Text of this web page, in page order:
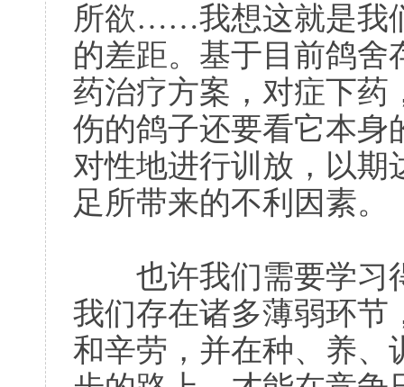
所欲……我想这就是我
的差距。基于目前鸽舍
药治疗方案，对症下药
伤的鸽子还要看它本身
对性地进行训放，以期
足所带来的不利因素。
也许我们需要学习
我们存在诸多薄弱环节
和辛劳，并在种、养、